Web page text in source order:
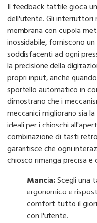
Il feedback tattile gioca
dell'utente. Gli interruttori
membrana con cupola
inossidabile, forniscono
soddisfacenti ad ogni
la precisione della
propri input, anche
sportello automatico in
dimostrano che i
meccanici migliorano sia
ideali per i chioschi
combinazione di tasti
garantisce che ogni
chiosco rimanga precisa
Mancia:Scegli una
ergonomico e
comfort tutto il
con l'utente.